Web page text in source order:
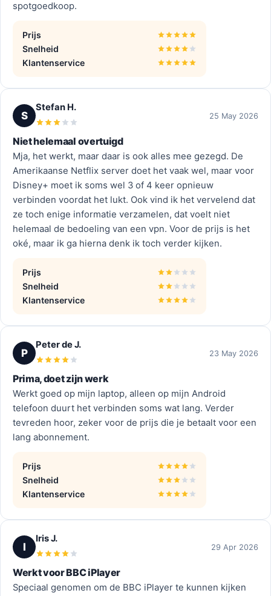
spotgoedkoop.
Prijs
Snelheid
Klantenservice
S
Stefan H.
25 May 2026
Niet helemaal overtuigd
Mja, het werkt, maar daar is ook alles mee gezegd. De
Amerikaanse Netflix server doet het vaak wel, maar voor
Disney+ moet ik soms wel 3 of 4 keer opnieuw
verbinden voordat het lukt. Ook vind ik het vervelend dat
ze toch enige informatie verzamelen, dat voelt niet
helemaal de bedoeling van een vpn. Voor de prijs is het
oké, maar ik ga hierna denk ik toch verder kijken.
Prijs
Snelheid
Klantenservice
P
Peter de J.
23 May 2026
Prima, doet zijn werk
Werkt goed op mijn laptop, alleen op mijn Android
telefoon duurt het verbinden soms wat lang. Verder
tevreden hoor, zeker voor de prijs die je betaalt voor een
lang abonnement.
Prijs
Snelheid
Klantenservice
I
Iris J.
29 Apr 2026
Werkt voor BBC iPlayer
Speciaal genomen om de BBC iPlayer te kunnen kijken